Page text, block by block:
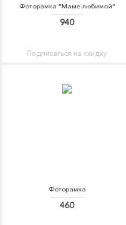
Фоторамка "Маме любимой"
940
Подписаться на скидку
Фоторамка
460